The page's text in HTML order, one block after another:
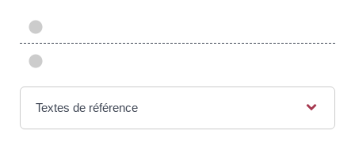
Textes de référence